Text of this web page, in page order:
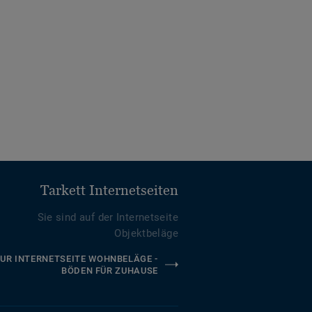
Tarkett Internetseiten
Sie sind auf der Internetseite
Objektbeläge
INTERNETSEITE WOHNBELÄGE -
BÖDEN FÜR ZUHAUSE